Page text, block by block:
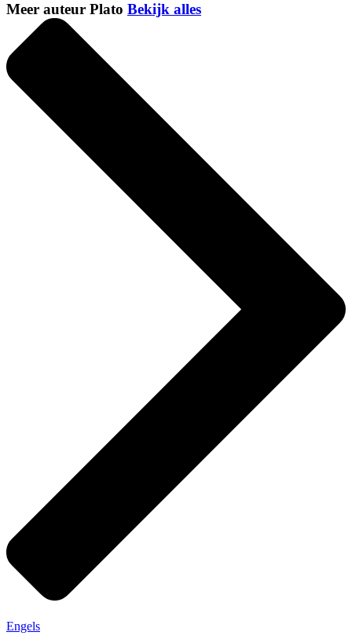
Meer auteur Plato Bekijk alles
Engels